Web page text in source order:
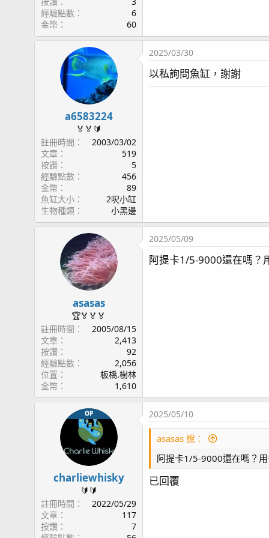
經驗點數
6
金幣
60
a6583224
🏅🏅🔰
註冊時間
2003/03/02
文章
519
按讚
5
經驗點數
456
金幣
89
魚缸大小
2呎小缸
生物種類
小黑邊
2025/03/30
以私詢問魚缸，謝謝
asasas
🏆🏅🏅🏅
註冊時間
2005/08/15
文章
2,413
按讚
92
經驗點數
2,056
位置
板橋.樹林
金幣
1,610
2025/05/09
阿提卡1/5-9000還在嗎？
OP
charliewhisky
🔰🔰
註冊時間
2022/05/29
文章
117
按讚
7
2025/05/10
asasas 說：
阿提卡1/5-9000還在嗎？
已回覆